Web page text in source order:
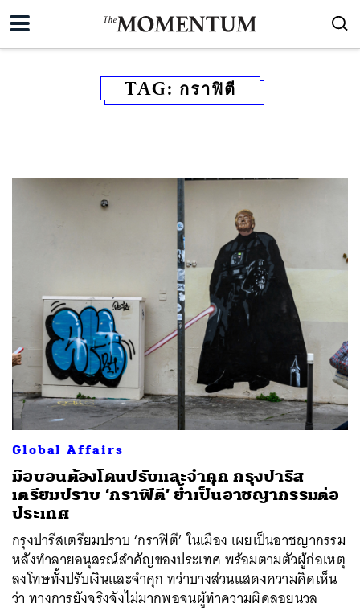
TAG: กราฟิตี
Global Affairs
มือบอนต้องโดนปรับและจำคุก กรุงปารีส
เตรียมปราบ ‘กราฟิตี’ ย้ำเป็นอาชญากรรมต่อ
ประเทศ
กรุงปารีสเตรียมปราบ ‘กราฟิตี’ ในเมือง เผยเป็นอาชญากรรม
หลังทำลายอนุสรณ์สำคัญของประเทศ พร้อมตามตัวผู้ก่อเหตุ
ลงโทษทั้งปรับเงินและจำคุก ทว่าบางส่วนแสดงความคิดเห็น
ว่า ทางการยังจริงจังไม่มากพอจนผู้ทำความผิดลอยนวล